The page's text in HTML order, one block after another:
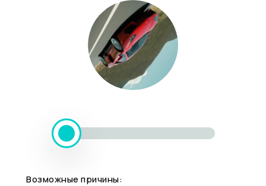
Возможные причины: